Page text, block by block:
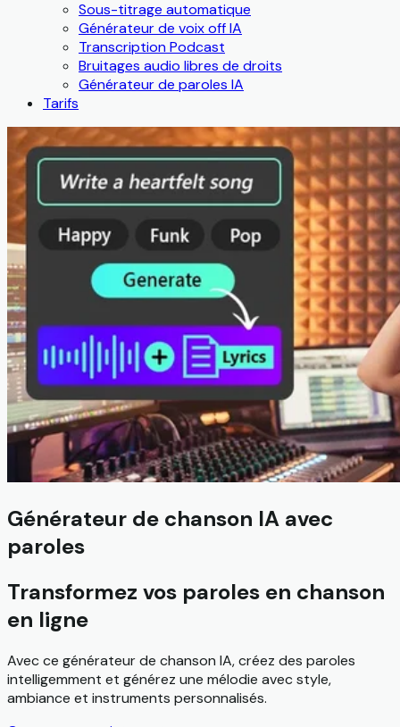
Sous-titrage automatique
Générateur de voix off IA
Transcription Podcast
Bruitages audio libres de droits
Générateur de paroles IA
Tarifs
Générateur de chanson IA avec
paroles
Transformez vos paroles en chanson
en ligne
Avec ce générateur de chanson IA, créez des paroles
intelligemment et générez une mélodie avec style,
ambiance et instruments personnalisés.